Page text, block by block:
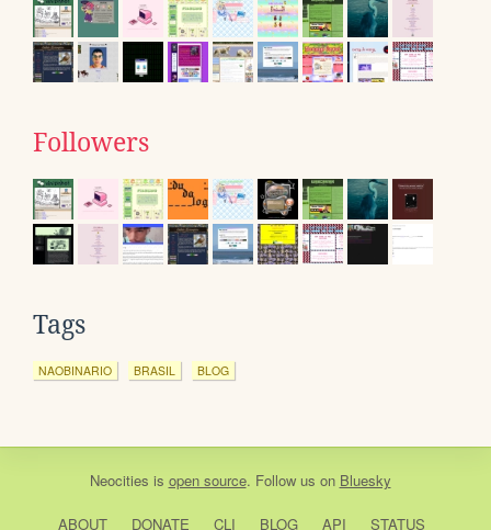
Followers
Tags
NAOBINARIO BRASIL BLOG
Neocities is open source. Follow us on Bluesky
ABOUT DONATE CLI BLOG API STATUS